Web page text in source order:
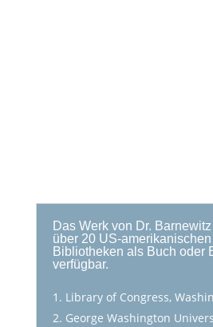
Das Werk von Dr.
über 20 US-amerikanischen
Bibliotheken als Buch oder
verfügbar.
Library of Congress,
George Washington